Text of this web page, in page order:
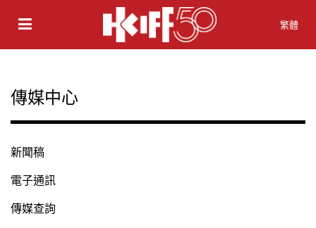
繁體
傳媒中心
新聞稿
電子通訊
傳媒查詢